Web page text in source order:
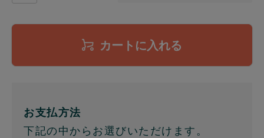
カートに入れる
お支払方法
下記の中からお選びいただけます。